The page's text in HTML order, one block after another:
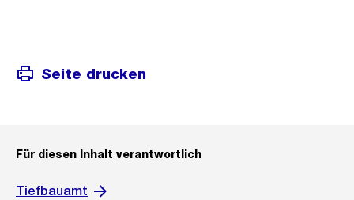
Seite drucken
Für diesen Inhalt verantwortlich
Tiefbauamt